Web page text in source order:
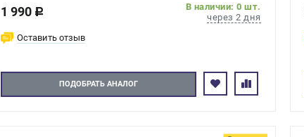
1 990 c
В наличии: 0 шт.
через 2 дня
Оставить отзыв
ПОДОБРАТЬ АНАЛОГ